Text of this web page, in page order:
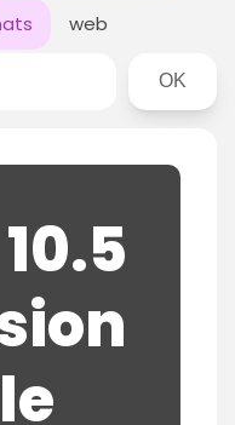
web
Rechercher